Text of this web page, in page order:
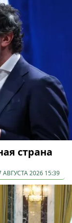
страна
АВГУСТА 2026 15:39